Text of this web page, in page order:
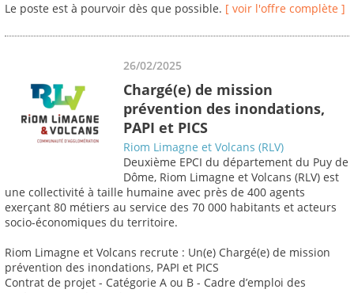
Le poste est à pourvoir dès que possible. [ voir l'offre complète ]
26/02/2025
Chargé(e) de mission
prévention des inondations,
PAPI et PICS
Riom Limagne et Volcans (RLV)
Deuxième EPCI du département du Puy de
Dôme, Riom Limagne et Volcans (RLV) est
une collectivité à taille humaine avec près de 400 agents
exerçant 80 métiers au service des 70 000 habitants et acteurs
socio-économiques du territoire.
Riom Limagne et Volcans recrute : Un(e) Chargé(e) de mission
prévention des inondations, PAPI et PICS
Contrat de projet - Catégorie A ou B - Cadre d’emploi des